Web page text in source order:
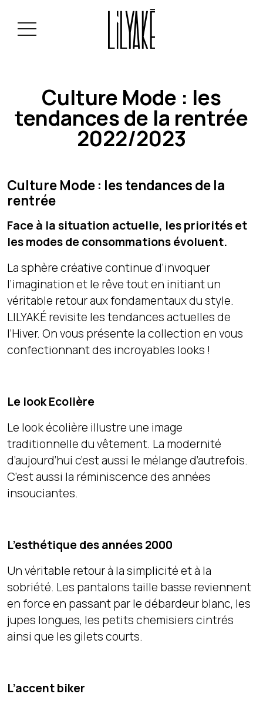
Culture Mode : les
tendances de la rentrée
2022/2023
Culture Mode : les tendances de la
rentrée
Face à la situation actuelle, les priorités et
les modes de consommations évoluent.
La sphère créative continue d’invoquer
l’imagination et le rêve tout en initiant un
véritable retour aux fondamentaux du style.
LILYAKÉ revisite les tendances actuelles de
l’Hiver. On vous présente la collection en vous
confectionnant des incroyables looks !
Le look Ecolière
Le look écolière illustre une image
traditionnelle du vêtement. La modernité
d’aujourd’hui c’est aussi le mélange d’autrefois.
C’est aussi la réminiscence des années
insouciantes.
L’esthétique des années 2000
Un véritable retour à la simplicité et à la
sobriété. Les pantalons taille basse reviennent
en force en passant par le débardeur blanc, les
jupes longues, les petits chemisiers cintrés
ainsi que les gilets courts.
L’accent biker